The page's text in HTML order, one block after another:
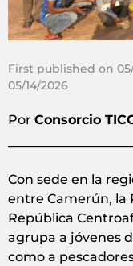
First published on
05/14/2026
Por Consorcio
Con sede en la
entre Camerún, la
República
agrupa a jóvenes
como a